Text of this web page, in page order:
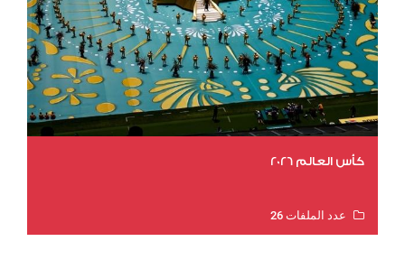
كأس العالم 2026
عدد الملفات 26